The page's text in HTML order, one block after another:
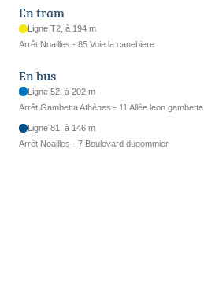
En tram
Ligne T2, à 194 m
Arrêt Noailles - 85 Voie la canebiere
En bus
Ligne 52, à 202 m
Arrêt Gambetta Athènes - 11 Allée leon gambetta
Ligne 81, à 146 m
Arrêt Noailles - 7 Boulevard dugommier